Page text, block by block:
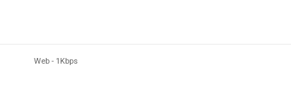
Web - 1Kbps